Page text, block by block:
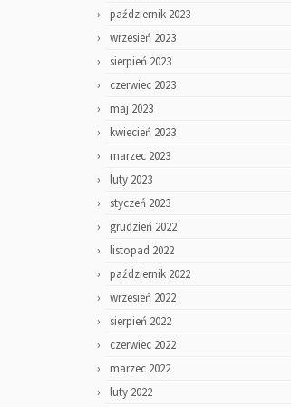
październik 2023
wrzesień 2023
sierpień 2023
czerwiec 2023
maj 2023
kwiecień 2023
marzec 2023
luty 2023
styczeń 2023
grudzień 2022
listopad 2022
październik 2022
wrzesień 2022
sierpień 2022
czerwiec 2022
marzec 2022
luty 2022